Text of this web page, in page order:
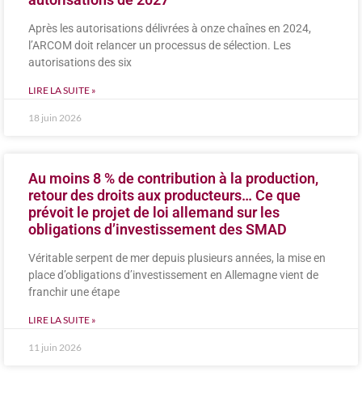
Après les autorisations délivrées à onze chaînes en 2024,
l’ARCOM doit relancer un processus de sélection. Les
autorisations des six
LIRE LA SUITE »
18 juin 2026
Au moins 8 % de contribution à la production,
retour des droits aux producteurs… Ce que
prévoit le projet de loi allemand sur les
obligations d’investissement des SMAD
Véritable serpent de mer depuis plusieurs années, la mise en
place d’obligations d’investissement en Allemagne vient de
franchir une étape
LIRE LA SUITE »
11 juin 2026